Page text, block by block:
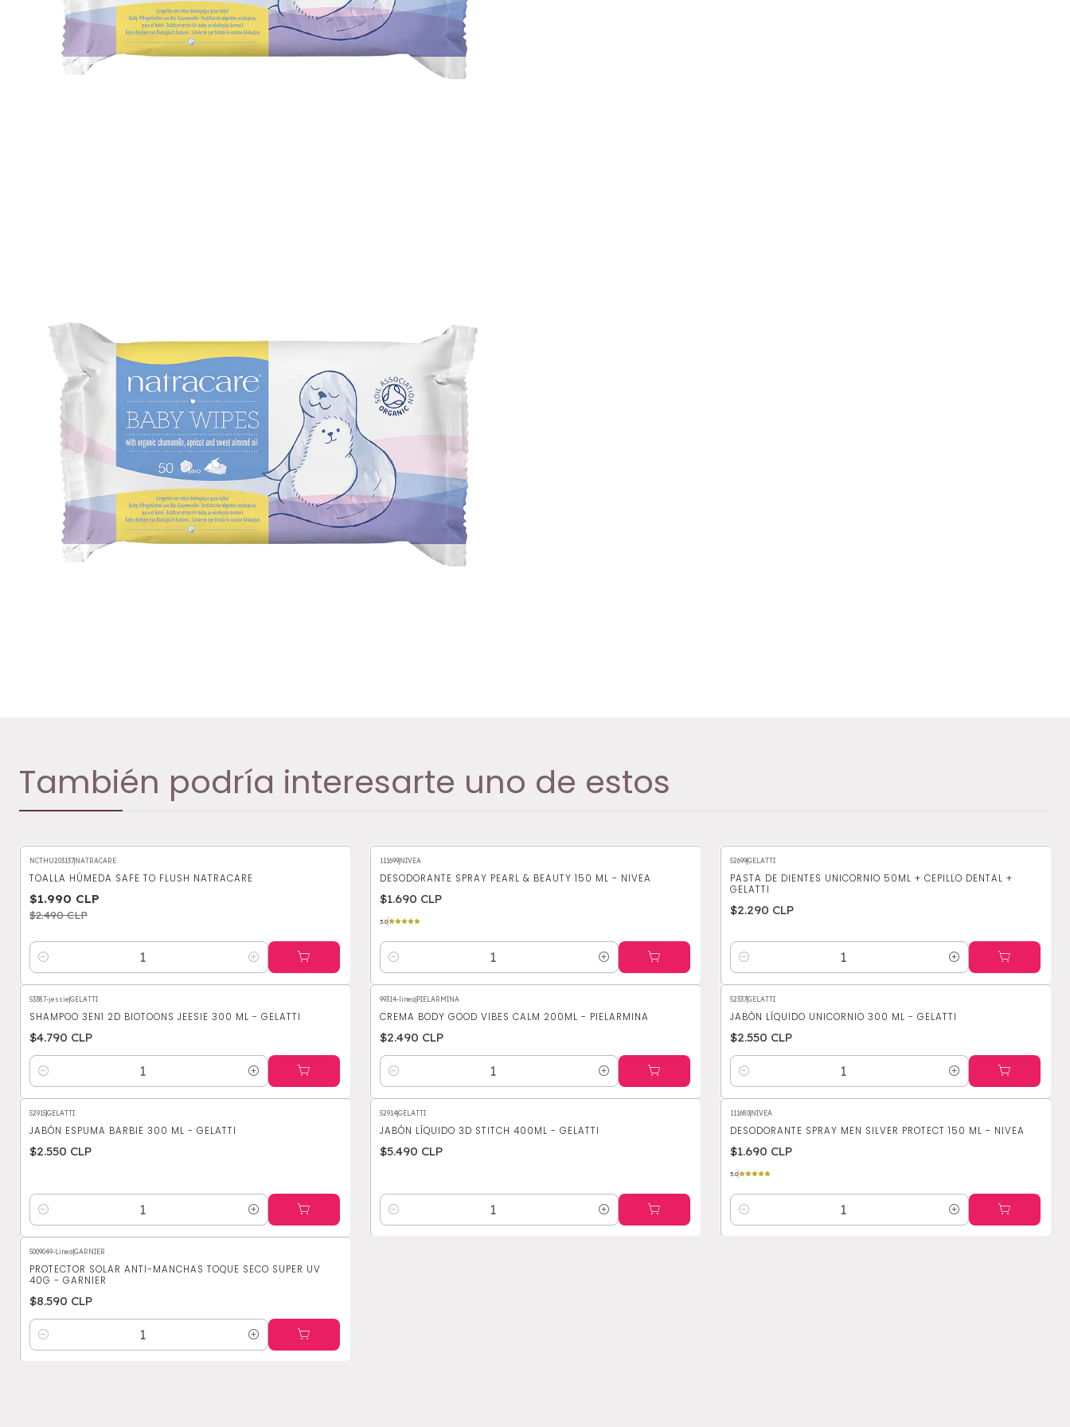
También podría interesarte uno de estos
-20% OFF
NCTHU203137 NATRACARE
TOALLA HÚMEDA SAFE TO FLUSH NATRACARE
$1.990 CLP
$2.490 CLP
Cantidad
111699| NIVEA
DESODORANTE SPRAY PEARL & BEAUTY 150 ML - NIVEA
$1.690 CLP
5.0
Cantidad
52699|GELATTI
PASTA DE DIENTES UNICORNIO 50ML + CEPILLO DENTAL +
GELATTI
$2.290 CLP
Cantidad
53387-jessie GELATTI
SHAMPOO 3EN1 2D BIOTOONS JEESIE 300 ML - GELATTI
$4.790 CLP
Cantidad
99314-linea PIELARMINA
CREMA BODY GOOD VIBES CALM 200ML - PIELARMINA
$2.490 CLP
Cantidad
52337|GELATTI
JABÓN LÍQUIDO UNICORNIO 300 ML - GELATTI
$2.550 CLP
Cantidad
52915GELATTI
JABÓN ESPUMA BARBIE 300 ML - GELATTI
$2.550 CLP
Cantidad
52914|GELATTI
JABÓN LÍQUIDO 3D STITCH 400ML - GELATTI
$5.490 CLP
Cantidad
111680| NIVEA
DESODORANTE SPRAY MEN SILVER PROTECT 150 ML - NIVEA
$1.690 CLP
5.0
Cantidad
5009049-Linea GARNIER
PROTECTOR SOLAR ANTI-MANCHAS TOQUE SECO SUPER UV
40G - GARNIER
$8.590 CLP
Cantidad